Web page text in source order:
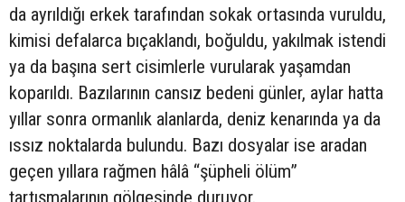
da ayrıldığı erkek tarafından sokak ortasında vuruldu,
kimisi defalarca bıçaklandı, boğuldu, yakılmak istendi
ya da başına sert cisimlerle vurularak yaşamdan
koparıldı. Bazılarının cansız bedeni günler, aylar hatta
yıllar sonra ormanlık alanlarda, deniz kenarında ya da
ıssız noktalarda bulundu. Bazı dosyalar ise aradan
geçen yıllara rağmen hâlâ “şüpheli ölüm”
tartışmalarının gölgesinde duruyor.